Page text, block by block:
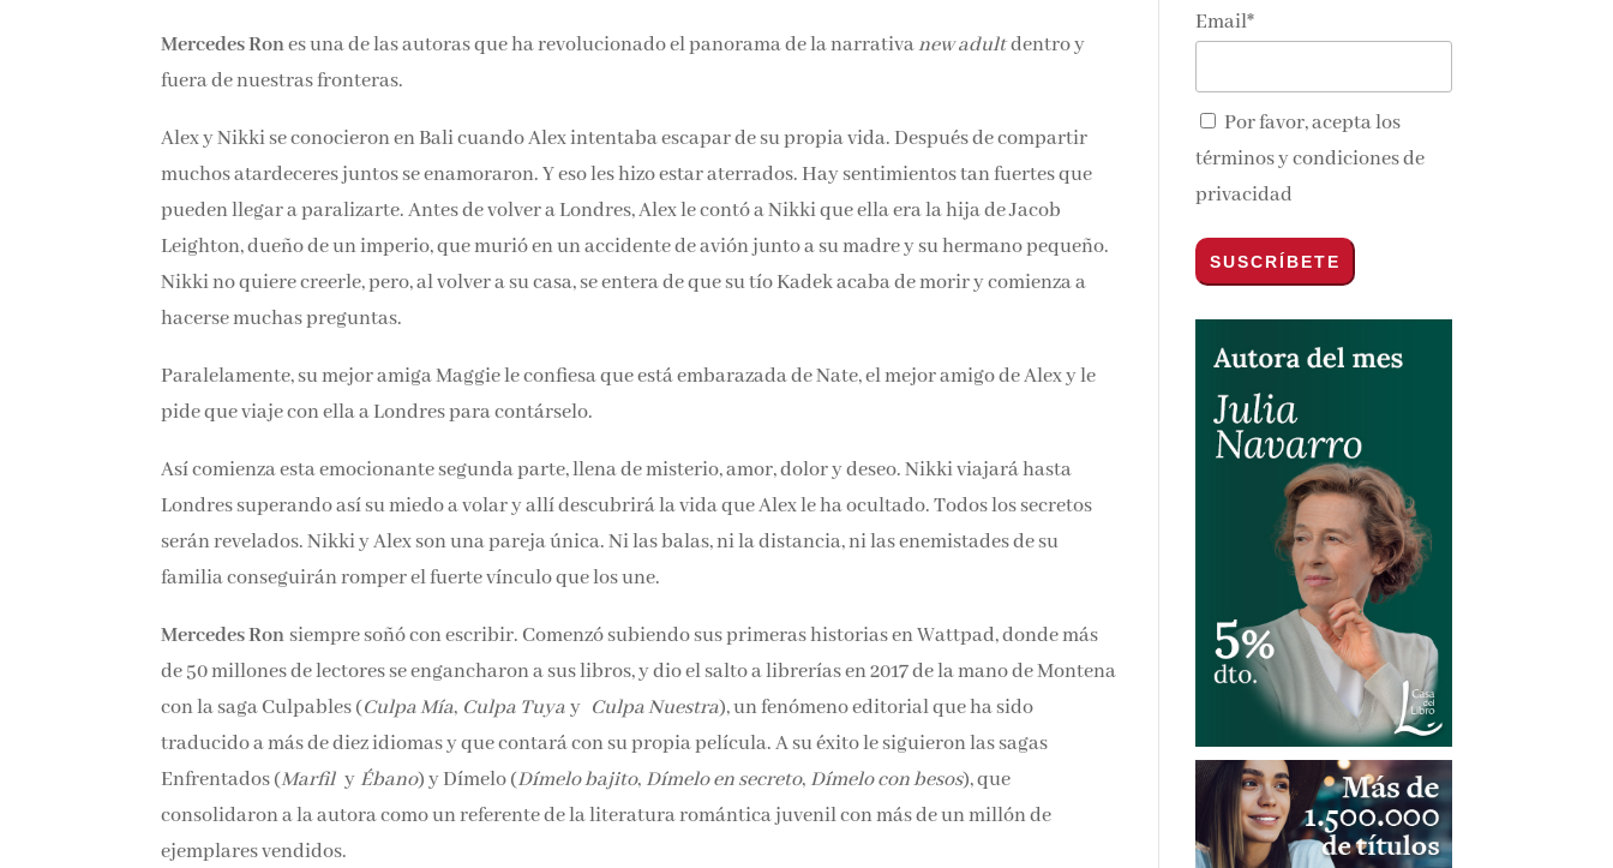
Mercedes Rones una de las autoras que ha revolucionado el panorama de la narrativanew adultdentro y
fuera de nuestras fronteras.
Alex y Nikki se conocieron en Bali cuando Alex intentaba escapar de su propia vida. Después de compartir
muchos atardeceres juntos se enamoraron. Y eso les hizo estar aterrados. Hay sentimientos tan fuertes que
pueden llegar a paralizarte. Antes de volver a Londres, Alex le contó a Nikki que ella era la hija de Jacob
Leighton, dueño de un imperio, que murió en un accidente de avión junto a su madre y su hermano
pequeño. Nikki no quiere creerle, pero, al volver a su casa, se entera de que su tío Kadek acaba de morir y
comienza a hacerse muchas preguntas.
Paralelamente, su mejor amiga Maggie le confiesa que está embarazada de Nate, el mejor amigo de Alex y le
pide que viaje con ella a Londres para contárselo.
Así comienza esta emocionante segunda parte, llena de misterio, amor, dolor y deseo. Nikki viajará hasta
Londres superando así su miedo a volar y allí descubrirá la vida que Alex le ha ocultado. Todos los secretos
serán revelados. Nikki y Alex son una pareja única. Ni las balas, ni la distancia, ni las enemistades de su
familia conseguirán romper el fuerte vínculo que los une.
Mercedes Ronsiempre soñó con escribir. Comenzó subiendo sus primeras historias en Wattpad, donde más
de 50 millones de lectores se engancharon a sus libros, y dio el salto a librerías en 2017 de la mano de
Montena con la saga Culpables (Culpa Mía,Culpa TuyayCulpa Nuestra), un fenómeno editorial que ha
sido traducido a más de diez idiomas y que contará con su propia película. A su éxito le siguieron las sagas
Enfrentados (Marfil y Ébano) y Dímelo (Dímelo bajito, Dímelo en secreto, Dímelo con besos), que
consolidaron a la autora como un referente de la literatura romántica juvenil con más de un millón de
ejemplares vendidos.
Email*
Por favor, acepta los
términos y condiciones de
privacidad
Por favor, acepta lostérminos y
condiciones de privacidad